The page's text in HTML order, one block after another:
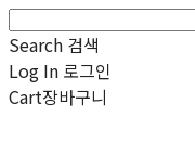
Search 검색
Log In 로그인
Cart장바구니